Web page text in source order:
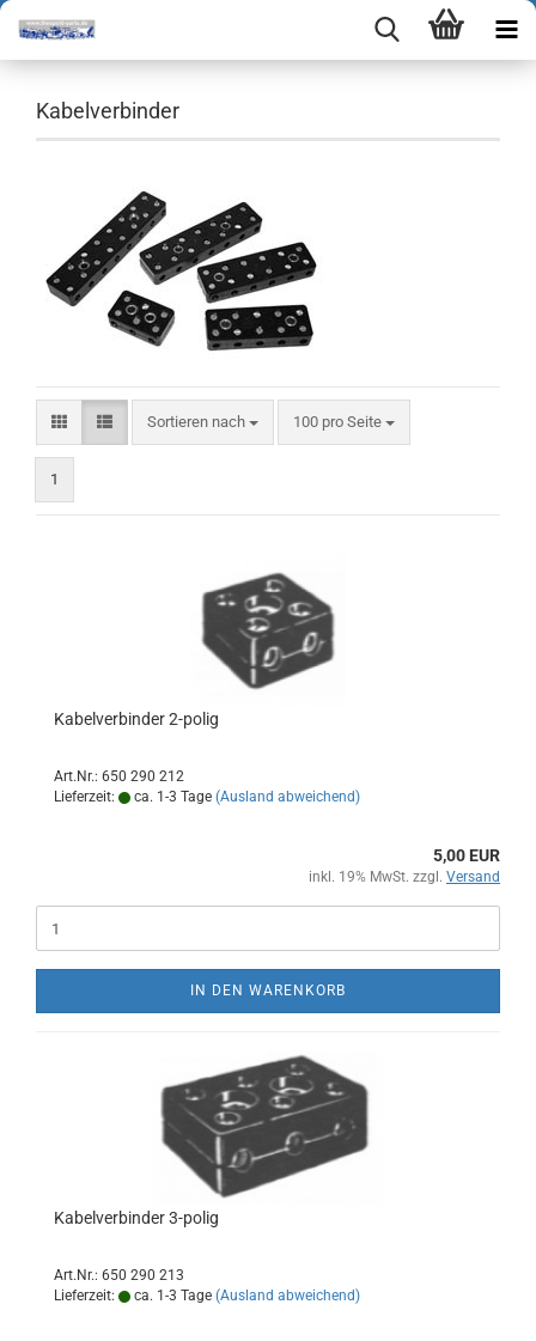
Kabelverbinder
Sortieren nach
Sortieren nach 100 pro Seite
pro Seite
1
Kabelverbinder 2-polig
Art.Nr.: 650 290 212
Lieferzeit:
ca. 1-3 Tage (Ausland abweichend)
5,00 EUR
inkl. 19% MwSt. zzgl. Versand
IN DEN WARENKORB
Kabelverbinder 3-polig
Art.Nr.: 650 290 213
Lieferzeit:
ca. 1-3 Tage (Ausland abweichend)